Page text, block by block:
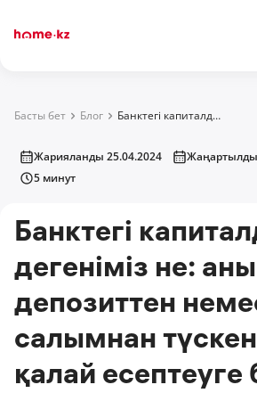
Басты бет Блог Банктегі капиталдандыру дегеніміз не: анықтамасы, депозиттен немесе салымнан түскен кірісті қалай есептеуге болады?
Жарияланды 25.04.2024
Жаңартылды
5 минут
Банктегі
дегеніміз не:
депозиттен
салымнан түскен
қалай